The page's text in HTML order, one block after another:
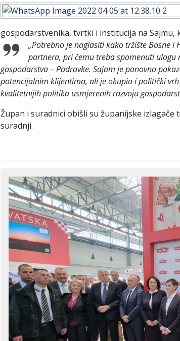
gospodarstvenika, tvrtki i institucija na Sajmu,
„Potrebno je naglasiti kako tržište Bosne i
partnera, pri čemu treba spomenuti ulogu
gospodarstva – Podravke. Sajam je ponovno
potencijalnim klijentima, ali je okupio i politički
kvalitetnijih politika usmjerenih razvoju
Župan i suradnici obišli su županijske
suradnji.